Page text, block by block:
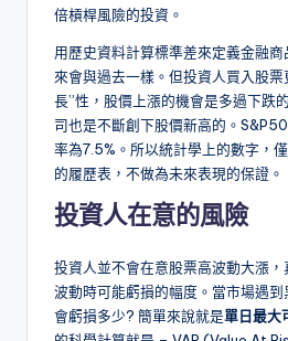
倍槓桿風險的投資。
用歷史資料計算標準差來定義金融
來會與過去一樣。但投資人買入股
長”性，股價上漲的機會是多過下跌
司也是不斷創下股價新高的。
率為7.5%。所以統計學上的數字，
的履歷表，不做為未來表現的保證。
投資人在意的風險
投資人並不會在意股票高波動大漲
波動時可能虧損的幅度。當市場遇
會虧損多少? 簡單來說就是單日最大